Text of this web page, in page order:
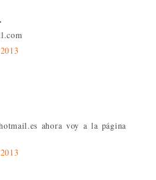
ahora voy a la página